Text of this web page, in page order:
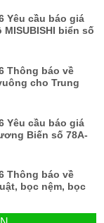
Yêu cầu báo giá
biển số
Thông báo về
cho Trung
Yêu cầu báo giá
Biến số 78A-
Thông báo về
bọc nệm, bọc